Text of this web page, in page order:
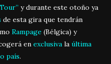
y durante este otoño ya
de esta gira que tendrán
Rampage (Bélgica) y
en exclusiva la última
país.